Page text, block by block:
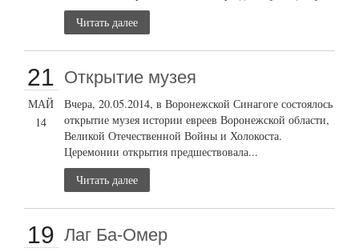
Читать далее
21
МАЙ
14
Открытие музея
Вчера, 20.05.2014, в Воронежской Синагоге состоялось
открытие музея истории евреев Воронежской области,
Великой Отечественной Войны и Холокоста.
Церемонии открытия предшествовала...
Читать далее
19 Лаг Ба-Омер